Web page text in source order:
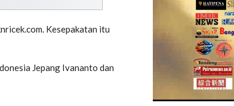
Kesepakatan itu
Jepang Ivananto dan